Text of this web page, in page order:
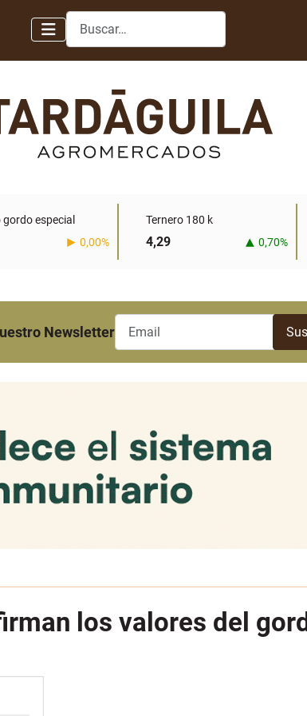
Buscar
gordo especial
0,00%
Ternero 180 k
4,29 0,70%
Newsletter
los valores del